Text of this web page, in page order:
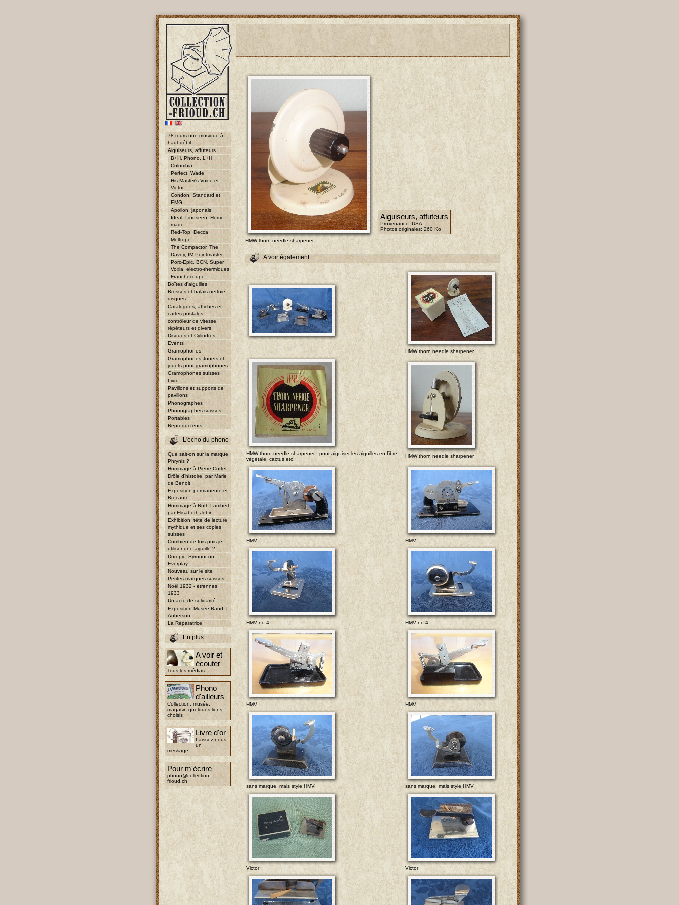
78 tours une musique à
haut débit
Aiguiseurs, affuteurs
B+H, Phono, L+H
Columbia
Perfect, Wade
His Master's Voice et
Victor
Condon, Standard et
EMG
Apollon, japonais
Ideal, Lindseen, Home
made
Red-Top, Decca
Meltrope
The Compactor, The
Davey, IM Pointmaster
Porc-Epic, BCN, Super
Voxia, electro-thermiques
Franchecoupe
Boîtes d'aiguilles
Brosses et balais nettoie-
disques
Catalogues, affiches et
cartes postales
contrôleur de vitesse,
répéteurs et divers
Disques et Cylindres
Events
Gramophones
Gramophones Jouets et
jouets pour gramophones
Gramophones suisses
Livre
Pavillons et supports de
pavillons
Phonographes
Phonographes suisses
Portables
Reproducteurs
L'écho du phono
Que sait-on sur la marque
Phrynis ?
Hommage à Pierre Cottet
Drôle d'histoire, par Marie
de Benoit
Exposition permanente et
Brocante
Hommage à Ruth Lambert
par Elisabeth Jobin
Exhibition, tête de lecture
mythique et ses copies
suisses
Combien de fois puis-je
utiliser une aiguille ?
Duropic, Syronor ou
Everplay
Nouveau sur le site
Petites marques suisses
Noël 1932 - étrennes
1933
Un acte de solidarité
Exposition Musée Baud, L
Auberson
La Réparatrice
En plus
A voir et
écouter
Tous les médias
Phono
d'ailleurs
Collection, musée,
magasin quelques liens
choisis
Livre d'or
Laissez nous
un
message...
Pour m'écrire
phono@collection-
frioud.ch
HMW thorn needle sharpener
Aiguiseurs, affuteurs
Provenance: USA
Photos originales: 260 Ko
A voir également
HMW thorn needle sharpener
HMW thorn needle sharpener - pour aiguiser les aiguilles en fibre
végétale, cactus etc.
HMW thorn needle sharpener
HMV HMV
HMV no 4 HMV no 4
HMV HMV
sans marque, mais style HMV sans marque, mais style HMV
Victor Victor